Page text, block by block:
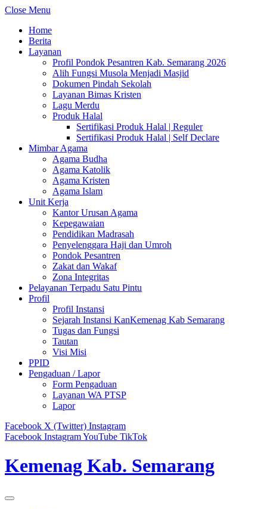
Close Menu
Home
Berita
Layanan
Profil Pondok Pesantren Kab. Semarang 2026
Alih Fungsi Musola Menjadi Masjid
Dokumen Pindah Sekolah
Layanan Bimas Kristen
Lagu Merdu
Produk Halal
Sertifikasi Produk Halal | Reguler
Sertifikasi Produk Halal | Self Declare
Mimbar Agama
Agama Budha
Agama Katolik
Agama Kristen
Agama Islam
Unit Kerja
Kantor Urusan Agama
Kepegawaian
Pendidikan Madrasah
Penyelenggara Haji dan Umroh
Pondok Pesantren
Zakat dan Wakaf
Zona Integritas
Pelayanan Terpadu Satu Pintu
Profil
Profil Instansi
Sejarah Instansi KanKemenag Kab Semarang
Tugas dan Fungsi
Tautan
Visi Misi
PPID
Pengaduan / Lapor
Form Pengaduan
Layanan WA PTSP
Lapor
Facebook X (Twitter) Instagram
Facebook InstagramYouTube TikTok
Kemenag Kab. Semarang